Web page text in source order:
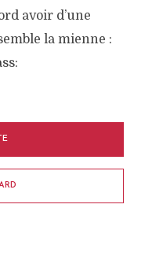
avoir d’une
la mienne :